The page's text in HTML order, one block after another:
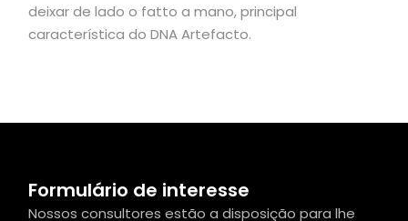
deixar de lado o fatto a mano, principal
característica do DNA Artefacto.
Formulário de interesse
Nossos consultores estão a disposição para lhe